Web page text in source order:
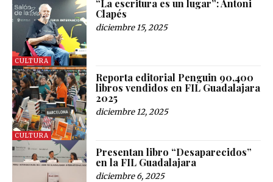
CULTURA
“La escritura es un lugar”: Antoni
Clapés
diciembre 15, 2025
CULTURA
Reporta editorial Penguin 90,400
libros vendidos en FIL Guadalajara
2025
diciembre 12, 2025
Presentan libro “Desaparecidos”
en la FIL Guadalajara
diciembre 6, 2025